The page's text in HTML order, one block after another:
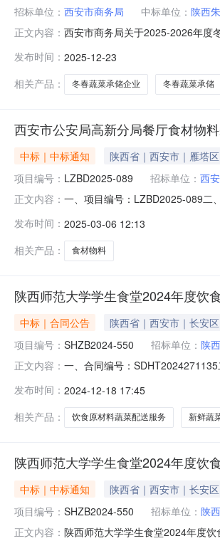
招标单位： 西安市商务局 中标单位： 陕西
正文内容： 西安市商务局关于2025-2026年度
副产品交易市场3.陕西翔铭置业有
商务局提出。公示无
发布时间： 2025-12-23
相关产品：
冬春蔬菜承储企业 冬春蔬菜承储
西安市公安局高新分局餐厅食材物
中标｜中标通知 陕西省｜西安市｜雁塔区
项目编号： LZBD2025-089 招标单位： 西
正文内容： 一、项目编号：LZBD2025-089二
元91.76采购包3:供应商名称供应
发布时间： 2025-03-06 12:13
相关产品：
食材物料
陕西师范大学学生食堂2024年度饮
中标｜合同公告 陕西省｜西安市｜长安区
项目编号： SHZB2024-550 招标单位： 陕
正文内容： 一、合同编号：
实业集团有限公司地址：西安市长
发布时间： 2024-12-18 17:45
相关产品：
饮食原材料蔬菜配送服务 新鲜蔬
陕西师范大学学生食堂2024年度饮
中标｜中标通知 陕西省｜西安市｜长安区
项目编号： SHZB2024-550 招标单位： 陕
正文内容： 陕西师范大学学生食堂2024年度